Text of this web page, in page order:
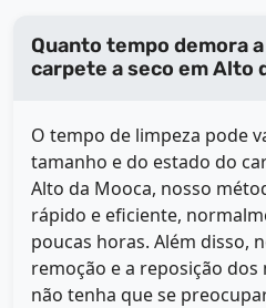
Quanto tempo demora
carpete a seco em Alto
O tempo de limpeza pode
tamanho e do estado do
Alto da Mooca, nosso
rápido e eficiente,
poucas horas. Além disso,
remoção e a reposição dos
não tenha que se